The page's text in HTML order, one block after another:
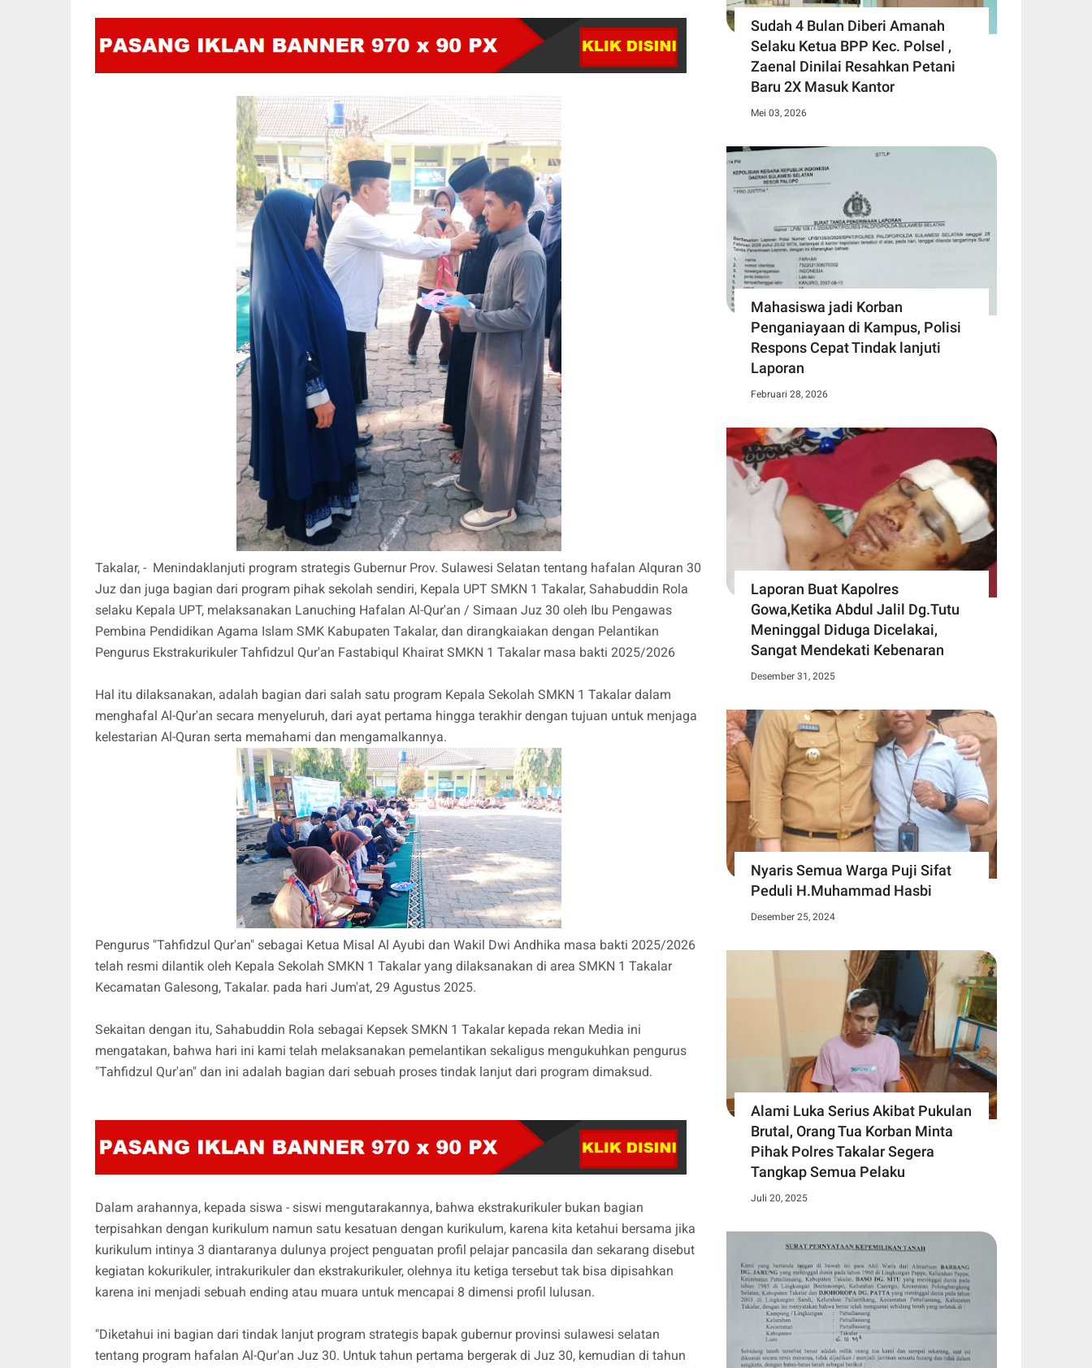
Takalar, - Menindaklanjuti program strategis Gubernur Prov. Sulawesi Selatan tentang hafalan Alquran 30
Juz dan juga bagian dari program pihak sekolah sendiri, Kepala UPT SMKN 1 Takalar, Sahabuddin Rola
selaku Kepala UPT, melaksanakan Lanuching Hafalan Al-Qur'an / Simaan Juz 30 oleh Ibu Pengawas
Pembina Pendidikan Agama Islam SMK Kabupaten Takalar, dan dirangkaiakan dengan Pelantikan
Pengurus Ekstrakurikuler Tahfidzul Qur'an Fastabiqul Khairat SMKN 1 Takalar masa bakti 2025/2026
Hal itu dilaksanakan, adalah bagian dari salah satu program Kepala Sekolah SMKN 1 Takalar dalam
menghafal Al-Qur'an secara menyeluruh, dari ayat pertama hingga terakhir dengan tujuan untuk menjaga
kelestarian Al-Quran serta memahami dan mengamalkannya.
Pengurus "Tahfidzul Qur'an" sebagai Ketua Misal Al Ayubi dan Wakil Dwi Andhika masa bakti 2025/2026
telah resmi dilantik oleh Kepala Sekolah SMKN 1 Takalar yang dilaksanakan di area SMKN 1 Takalar
Kecamatan Galesong, Takalar. pada hari Jum'at, 29 Agustus 2025.
Sekaitan dengan itu, Sahabuddin Rola sebagai Kepsek SMKN 1 Takalar kepada rekan Media ini
mengatakan, bahwa hari ini kami telah melaksanakan pemelantikan sekaligus mengukuhkan pengurus
"Tahfidzul Qur'an" dan ini adalah bagian dari sebuah proses tindak lanjut dari program dimaksud.
Dalam arahannya, kepada siswa - siswi mengutarakannya, bahwa ekstrakurikuler bukan bagian
terpisahkan dengan kurikulum namun satu kesatuan dengan kurikulum, karena kita ketahui bersama jika
kurikulum intinya 3 diantaranya dulunya project penguatan profil pelajar pancasila dan sekarang disebut
kegiatan kokurikuler, intrakurikuler dan ekstrakurikuler, olehnya itu ketiga tersebut tak bisa dipisahkan
karena ini menjadi sebuah ending atau muara untuk mencapai 8 dimensi profil lulusan.
"Diketahui ini bagian dari tindak lanjut program strategis bapak gubernur provinsi sulawesi selatan
tentang program hafalan Al-Qur'an Juz 30. Untuk tahun pertama bergerak di Juz 30, kemudian di tahun
Sudah 4 Bulan Diberi Amanah
Selaku Ketua BPP Kec. Polsel ,
Zaenal Dinilai Resahkan Petani
Baru 2X Masuk Kantor
Mei 03, 2026
Mahasiswa jadi Korban
Penganiayaan di Kampus, Polisi
Respons Cepat Tindak lanjuti
Laporan
Februari 28, 2026
Laporan Buat Kapolres
Gowa,Ketika Abdul Jalil Dg.Tutu
Meninggal Diduga Dicelakai,
Sangat Mendekati Kebenaran
Desember 31, 2025
Nyaris Semua Warga Puji Sifat
Peduli H.Muhammad Hasbi
Desember 25, 2024
Alami Luka Serius Akibat Pukulan
Brutal, Orang Tua Korban Minta
Pihak Polres Takalar Segera
Tangkap Semua Pelaku
Juli 20, 2025